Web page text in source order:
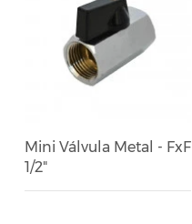
Mini Válvula Metal - FxF
1/2"